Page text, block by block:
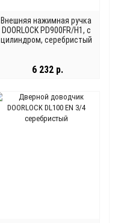
Внешняя нажимная ручка
DOORLOCK PD900FR/H1, с
цилиндром, серебристый
6 232 р.